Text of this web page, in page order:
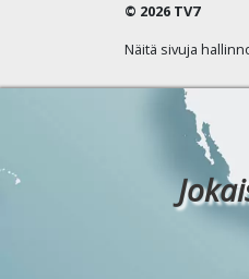
© 2026 TV7
Näitä sivuja